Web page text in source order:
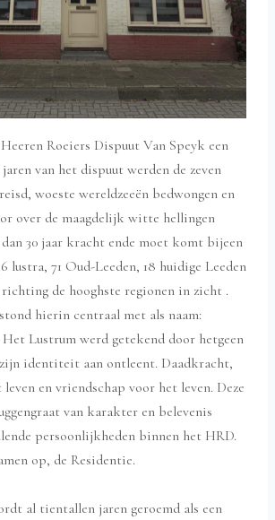
Roeiers Dispuut Van Speyk een
van het dispuut werden de zeven
woeste wereldzeeën bedwongen en
over de maagdelijk witte hellingen
30 jaar kracht ende moet komt bijeen
lustra, 71 Oud-Leeden, 18 huidige Leeden
de hooghste regionen in zicht .
hierin centraal met als naam:
Lustrum werd getekend door hetgeen
identiteit aan ontleent. Daadkracht,
en vriendschap voor het leven. Deze
van karakter en belevenis
persoonlijkheden binnen het HRD.
op, de Residentie.
al tientallen jaren geroemd als een